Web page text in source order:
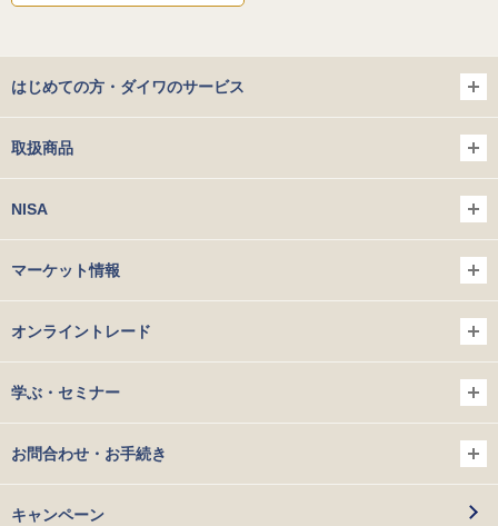
はじめての方・ダイワのサービス
取扱商品
NISA
マーケット情報
オンライントレード
学ぶ・セミナー
お問合わせ・お手続き
キャンペーン